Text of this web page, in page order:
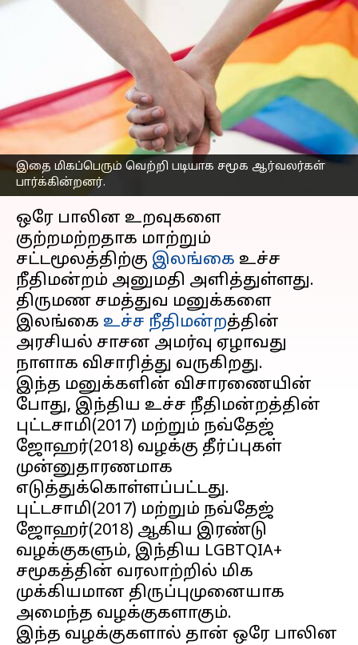
இதை மிகப்பெரும் வெற்றி படியாக சமூக ஆர்வலர்கள்
பார்க்கின்றனர்.
ஒரே பாலின உறவுகள்
குற்றமற்றது: இந்தியாவை
முன்னுதாரணமாக
எடுத்துக்கொண்ட
இலங்கை
எழுதியவர் Sindhuja SM May 11, 2023 05:05 pm
செய்தி முன்னோட்டம்
ஒரே பாலின உறவுகளை
குற்றமற்றதாக மாற்றும்
சட்டமூலத்திற்கு இலங்கை உச்ச
நீதிமன்றம் அனுமதி அளித்துள்ளது.
திருமண சமத்துவ மனுக்களை
இலங்கை உச்ச நீதிமன்றத்தின்
அரசியல் சாசன அமர்வு ஏழாவது
நாளாக விசாரித்து வருகிறது.
இந்த மனுக்களின் விசாரணையின்
போது, இந்திய உச்ச நீதிமன்றத்தின்
புட்டசாமி(2017) மற்றும் நவ்தேஜ்
ஜோஹர்(2018) வழக்கு தீர்ப்புகள்
முன்னுதாரணமாக
எடுத்துக்கொள்ளப்பட்டது.
புட்டசாமி(2017) மற்றும் நவ்தேஜ்
ஜோஹர்(2018) ஆகிய இரண்டு
வழக்குகளும், இந்திய LGBTQIA+
சமூகத்தின் வரலாற்றில் மிக
முக்கியமான திருப்புமுனையாக
அமைந்த வழக்குகளாகும்.
இந்த வழக்குகளால் தான் ஒரே பாலின